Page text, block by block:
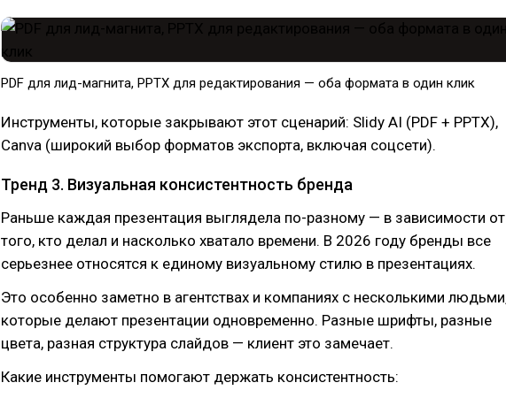
PDF для лид-магнита, PPTX для редактирования — оба формата в один клик
Инструменты, которые закрывают этот сценарий: Slidy AI (PDF + PPTX),
Canva (широкий выбор форматов экспорта, включая соцсети).
Тренд 3. Визуальная консистентность бренда
Раньше каждая презентация выглядела по-разному — в зависимости от
того, кто делал и насколько хватало времени. В 2026 году бренды все
серьезнее относятся к единому визуальному стилю в презентациях.
Это особенно заметно в агентствах и компаниях с несколькими
которые делают презентации одновременно. Разные шрифты, разные
цвета, разная структура слайдов — клиент это замечает.
Какие инструменты помогают держать консистентность: